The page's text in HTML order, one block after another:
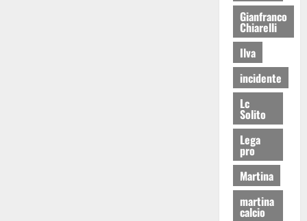
Gianfranco
Chiarelli
Ilva
incidente
Lc
Solito
Lega
pro
Martina
martina
calcio